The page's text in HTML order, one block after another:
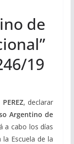
de
19
, declarar
Argentino de
a cabo los días
Escuela de la